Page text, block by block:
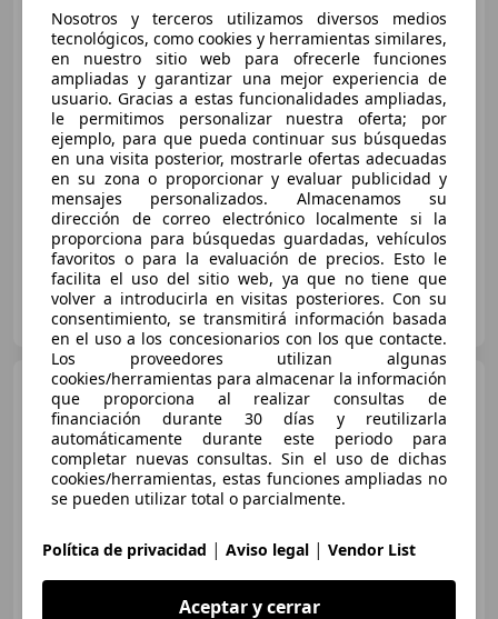
Hyundai i30i30 FB 1.0 TGDI
Klass 120 Klass
€ 18.900
Preciojusto
01/2023 5.000 km Gasolina 88 kW (120 CV)
Particular
ES-28850 Torrejón de Ardoz
Hyundai i30 1.0 TGDI 48V
Klass
€ 15.290
Electro/Gasolina
Nosotros y terceros utilizamos diversos medios
tecnológicos, como cookies y herramientas similares,
en nuestro sitio web para ofrecerle funciones
ampliadas y garantizar una mejor experiencia de
usuario. Gracias a estas funcionalidades ampliadas,
le permitimos personalizar nuestra oferta; por
ejemplo, para que pueda continuar sus búsquedas
en una visita posterior, mostrarle ofertas adecuadas
en su zona o proporcionar y evaluar publicidad y
mensajes personalizados. Almacenamos su
dirección de correo electrónico localmente si la
proporciona para búsquedas guardadas, vehículos
favoritos o para la evaluación de precios. Esto le
facilita el uso del sitio web, ya que no tiene que
volver a introducirla en visitas posteriores. Con su
consentimiento, se transmitirá información basada
en el uso a los concesionarios con los que contacte.
Los proveedores utilizan algunas
cookies/herramientas para almacenar la información
que proporciona al realizar consultas de
financiación durante 30 días y reutilizarla
automáticamente durante este periodo para
completar nuevas consultas. Sin el uso de dichas
cookies/herramientas, estas funciones ampliadas no
se pueden utilizar total o parcialmente.
Política de privacidad | Aviso legal | Vendor List
Aceptar y cerrar